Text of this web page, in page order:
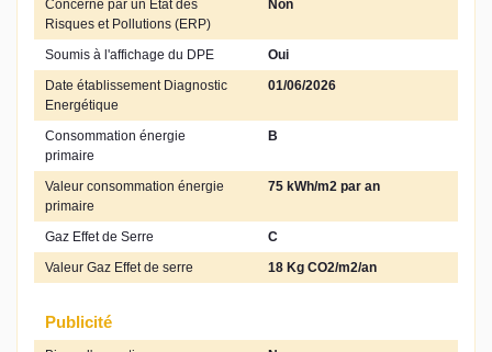
Concerné par un Etat des
Risques et Pollutions (ERP)
Non
Soumis à l'affichage du DPE
Oui
Date établissement Diagnostic
Energétique
01/06/2026
Consommation énergie
primaire
B
Valeur consommation énergie
primaire
75 kWh/m2 par an
Gaz Effet de Serre
C
Valeur Gaz Effet de serre
18 Kg CO2/m2/an
Publicité